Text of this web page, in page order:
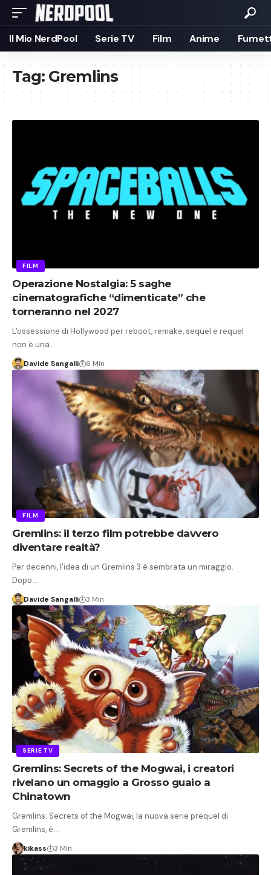
Il Mio NerdPool Serie TV Film Anime
Tag: Gremlins
FILM
Operazione Nostalgia: 5 saghe
cinematografiche “dimenticate” che
torneranno nel 2027
L'ossessione di Hollywood per reboot, remake, sequel e requel
non è una…
Davide Sangalli 6 Min
FILM
Gremlins: il terzo film potrebbe davvero
diventare realtà?
Per decenni, l'idea di un Gremlins 3 è sembrata un miraggio.
Dopo…
Davide Sangalli 3 Min
SERIE TV
Gremlins: Secrets of the Mogwai, i creatori
rivelano un omaggio a Grosso guaio a
Chinatown
Gremlins: Secrets of the Mogwai, la nuova serie prequel di
Gremlins, è…
kikass 3 Min